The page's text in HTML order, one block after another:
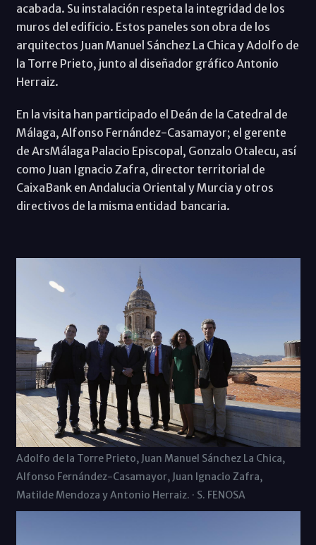
acabada. Su instalación respeta la integridad de los
muros del edificio. Estos paneles son obra de los
arquitectos Juan Manuel Sánchez La Chica y Adolfo de
la Torre Prieto, junto al diseñador gráfico Antonio
Herraiz.
En la visita han participado el Deán de la Catedral de
Málaga, Alfonso Fernández-Casamayor; el gerente
de ArsMálaga Palacio Episcopal, Gonzalo Otalecu, así
como Juan Ignacio Zafra, director territorial de
CaixaBank en Andalucia Oriental y Murcia y otros
directivos de la misma entidad bancaria.
Adolfo de la Torre Prieto, Juan Manuel Sánchez La Chica,
Alfonso Fernández-Casamayor, Juan Ignacio Zafra,
Matilde Mendoza y Antonio Herraiz. · S. FENOSA